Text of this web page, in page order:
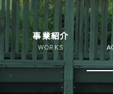
事業紹介